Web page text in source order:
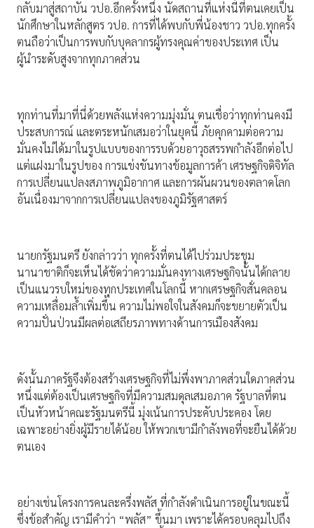
กลับมาสู่สถาบัน วปอ.อีกครั้งหนึ่ง นัดสถานที่แห่งนี้ที่ตนเคยเป็น
นักศึกษาในหลักสูตร วปอ. การที่ได้พบกับพี่น้องชาว วปอ.ทุกครั้ง
ตนถือว่าเป็นการพบกับบุคลากรผู้ทรงคุณค่าของประเทศ เป็น
ผู้นำระดับสูงจากทุกภาคส่วน
ทุกท่านที่มาที่นี่ด้วยพลังแห่งความมุ่งมั่น ตนเชื่อว่าทุกท่านคงมี
ประสบการณ์ และตระหนักเสมอว่าในยุคนี้ ภัยคุกคามต่อความ
มั่นคงไม่ได้มาในรูปแบบของการรบด้วยอาวุธสรรพกำลังอีกต่อไป
แต่แฝงมาในรูปของ การแข่งขันทางข้อมูลการค้า เศรษฐกิจดิจิทัล
การเปลี่ยนแปลงสภาพภูมิอากาศ และการผันผวนของตลาดโลก
อันเนื่องมาจากการเปลี่ยนแปลงของภูมิรัฐศาสตร์
นายกรัฐมนตรี ยังกล่าวว่า ทุกครั้งที่ตนได้ไปร่วมประชุม
นานาชาติก็จะเห็นได้ชัดว่าความมั่นคงทางเศรษฐกิจนั้นได้กลาย
เป็นแนวรบใหม่ของทุกประเทศในโลกนี้ หากเศรษฐกิจสั่นคลอน
ความเหลื่อมล้ำเพิ่มขึ้น ความไม่พอใจในสังคมก็จะขยายตัวเป็น
ความปั่นป่วนมีผลต่อเสถียรภาพทางด้านการเมืองสังคม
ดังนั้นภาครัฐจึงต้องสร้างเศรษฐกิจที่ไม่พึ่งพาภาคส่วนใดภาคส่วน
หนึ่งแต่ต้องเป็นเศรษฐกิจที่มีความสมดุลเสมอภาค รัฐบาลที่ตน
เป็นหัวหน้าคณะรัฐมนตรีนี้ มุ่งเน้นการประคับประคอง โดย
เฉพาะอย่างยิ่งผู้มีรายได้น้อย ให้พวกเขามีกำลังพอที่จะยืนได้ด้วย
ตนเอง
อย่างเช่นโครงการคนละครึ่งพลัส ที่กำลังดำเนินการอยู่ในขณะนี้
ซึ่งข้อสำคัญ เรามีคำว่า “พลัส” ขึ้นมา เพราะได้ครอบคลุมไปถึง